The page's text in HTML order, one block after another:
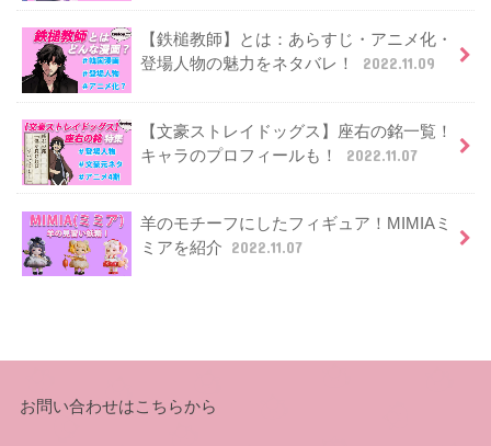
【鉄槌教師】とは：あらすじ・アニメ化・
登場人物の魅力をネタバレ！
2022.11.09
【文豪ストレイドッグス】座右の銘一覧！
キャラのプロフィールも！
2022.11.07
羊のモチーフにしたフィギュア！MIMIAミ
ミアを紹介 2022.11.07
お問い合わせはこちらから